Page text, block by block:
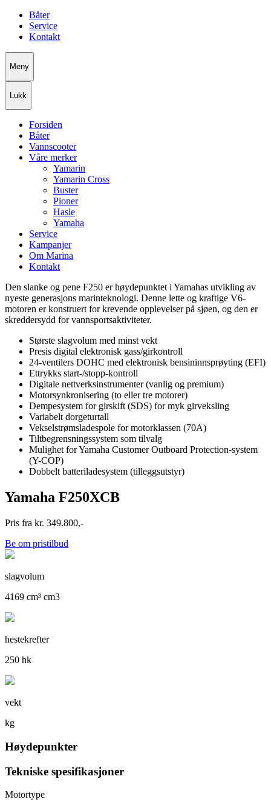
Båter
Service
Kontakt
Meny
Lukk
Forsiden
Båter
Vannscooter
Våre merker
Yamarin
Yamarin Cross
Buster
Pioner
Hasle
Yamaha
Service
Kampanjer
Om Marina
Kontakt
Den slanke og pene F250 er høydepunktet i Yamahas utvikling av
nyeste generasjons marinteknologi. Denne lette og kraftige V6-
motoren er konstruert for krevende opplevelser på sjøen, og den er
skreddersydd for vannsportsaktiviteter.
Største slagvolum med minst vekt
Presis digital elektronisk gass/girkontroll
24-ventilers DOHC med elektronisk bensininnsprøyting (EFI)
Ettrykks start-/stopp-kontroll
Digitale nettverksinstrumenter (vanlig og premium)
Motorsynkronisering (to eller tre motorer)
Dempesystem for girskift (SDS) for myk girveksling
Variabelt dorgeturtall
Vekselstrømsladespole for motorklassen (70A)
Tiltbegrensningssystem som tilvalg
Mulighet for Yamaha Customer Outboard Protection-system
(Y-COP)
Dobbelt batteriladesystem (tilleggsutstyr)
Yamaha F250XCB
Pris fra kr. 349.800,-
Be om pristilbud
slagvolum
4169 cm³ cm3
hestekrefter
250 hk
vekt
kg
Høydepunkter
Tekniske spesifikasjoner
Motortype